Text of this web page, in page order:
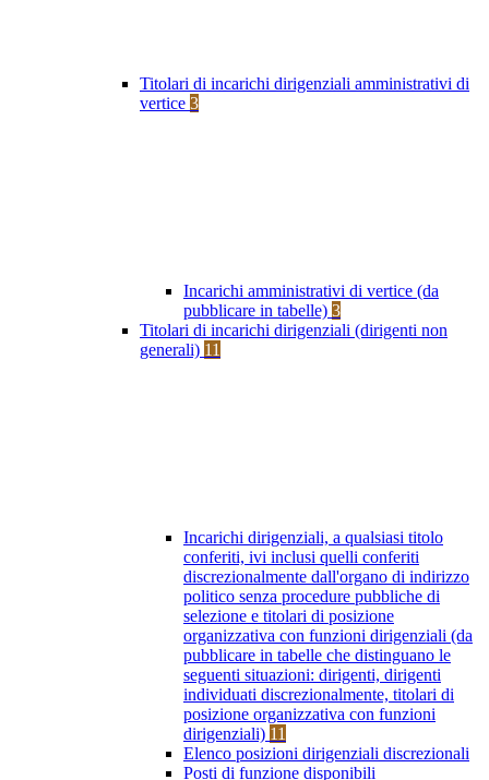
Titolari di incarichi dirigenziali amministrativi di
vertice 3
Incarichi amministrativi di vertice (da
pubblicare in tabelle) 3
Titolari di incarichi dirigenziali (dirigenti non
generali) 11
Incarichi dirigenziali, a qualsiasi titolo
conferiti, ivi inclusi quelli conferiti
discrezionalmente dall'organo di indirizzo
politico senza procedure pubbliche di
selezione e titolari di posizione
organizzativa con funzioni dirigenziali (da
pubblicare in tabelle che distinguano le
seguenti situazioni: dirigenti, dirigenti
individuati discrezionalmente, titolari di
posizione organizzativa con funzioni
dirigenziali) 11
Elenco posizioni dirigenziali discrezionali
Posti di funzione disponibili